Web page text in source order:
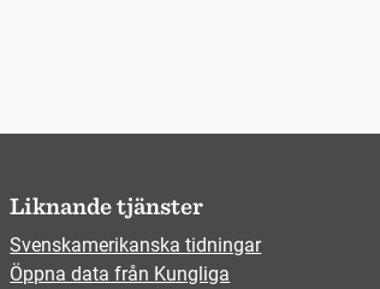
Liknande tjänster
Svenskamerikanska tidningar
Öppna data från Kungliga